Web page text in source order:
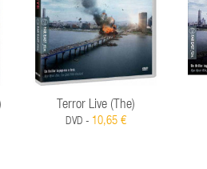
Terror Live (The)
DVD - 10,65 €